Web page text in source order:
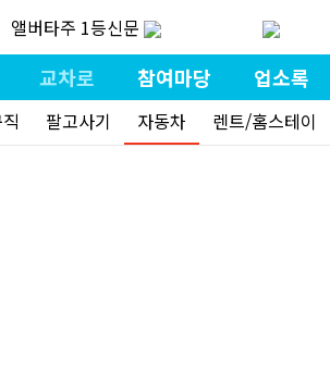
앨버타주 1등신문
교차로 참여마당 업소록
팔고사기 자동차 렌트/홈스테이